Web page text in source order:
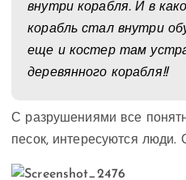
внутри корабля. И в
корабль стал внутри
еще и костер там
деревянного корабля!!
С разрушениями все
песок, интересуются люди.